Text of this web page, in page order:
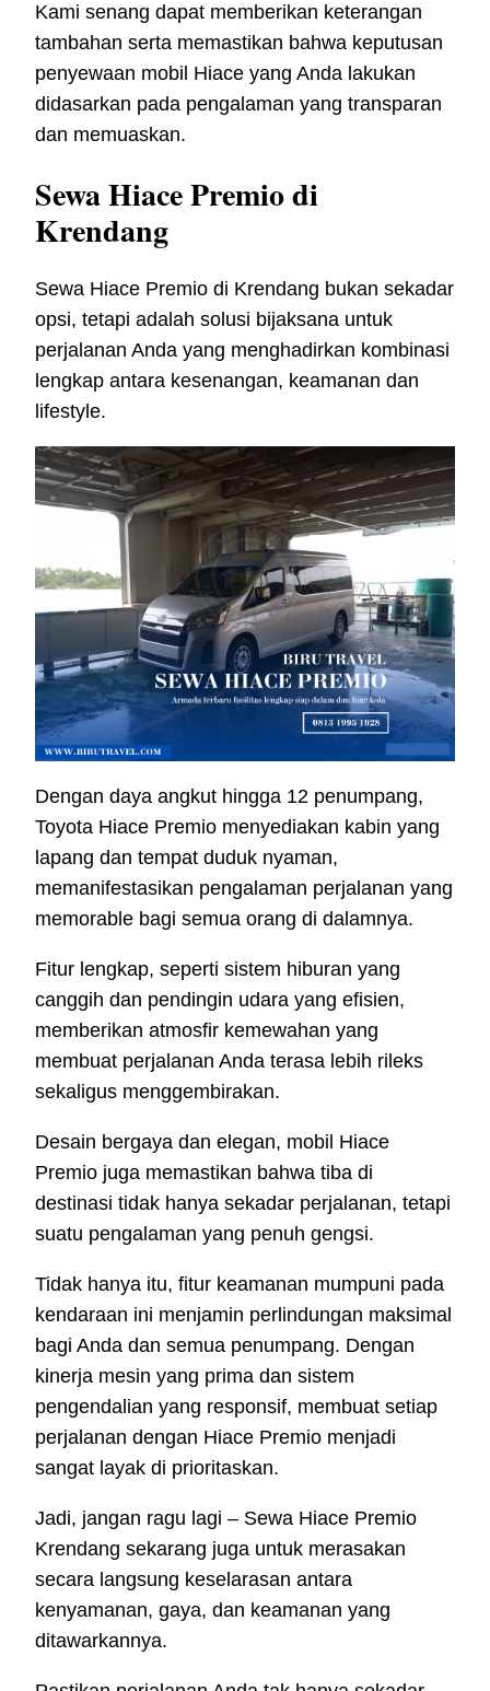
Kami senang dapat memberikan keterangan
tambahan serta memastikan bahwa keputusan
penyewaan mobil Hiace yang Anda lakukan
didasarkan pada pengalaman yang transparan
dan memuaskan.
Sewa Hiace Premio di
Krendang
Sewa Hiace Premio di Krendang bukan sekadar
opsi, tetapi adalah solusi bijaksana untuk
perjalanan Anda yang menghadirkan kombinasi
lengkap antara kesenangan, keamanan dan
lifestyle.
Dengan daya angkut hingga 12 penumpang,
Toyota Hiace Premio menyediakan kabin yang
lapang dan tempat duduk nyaman,
memanifestasikan pengalaman perjalanan yang
memorable bagi semua orang di dalamnya.
Fitur lengkap, seperti sistem hiburan yang
canggih dan pendingin udara yang efisien,
memberikan atmosfir kemewahan yang
membuat perjalanan Anda terasa lebih rileks
sekaligus menggembirakan.
Desain bergaya dan elegan, mobil Hiace
Premio juga memastikan bahwa tiba di
destinasi tidak hanya sekadar perjalanan, tetapi
suatu pengalaman yang penuh gengsi.
Tidak hanya itu, fitur keamanan mumpuni pada
kendaraan ini menjamin perlindungan maksimal
bagi Anda dan semua penumpang. Dengan
kinerja mesin yang prima dan sistem
pengendalian yang responsif, membuat setiap
perjalanan dengan Hiace Premio menjadi
sangat layak di prioritaskan.
Jadi, jangan ragu lagi – Sewa Hiace Premio
Krendang sekarang juga untuk merasakan
secara langsung keselarasan antara
kenyamanan, gaya, dan keamanan yang
ditawarkannya.